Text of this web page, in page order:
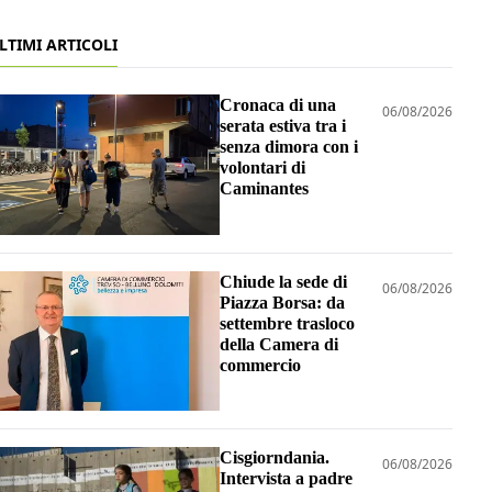
ARTICOLI
Cronaca di una
serata estiva tra i
senza dimora con i
volontari di
Caminantes
06/08/2026
Chiude la sede di
Piazza Borsa: da
settembre trasloco
della Camera di
commercio
06/08/2026
Cisgiorndania.
Intervista a padre
06/08/2026